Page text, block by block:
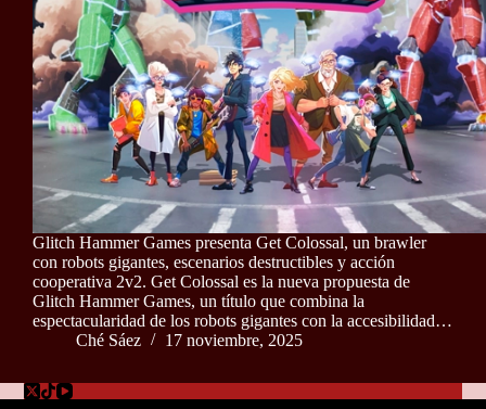
Glitch Hammer Games presenta Get Colossal, un brawler
con robots gigantes, escenarios destructibles y acción
cooperativa 2v2. Get Colossal es la nueva propuesta de
Glitch Hammer Games, un título que combina la
espectacularidad de los robots gigantes con la accesibilidad…
Ché Sáez
17 noviembre, 2025